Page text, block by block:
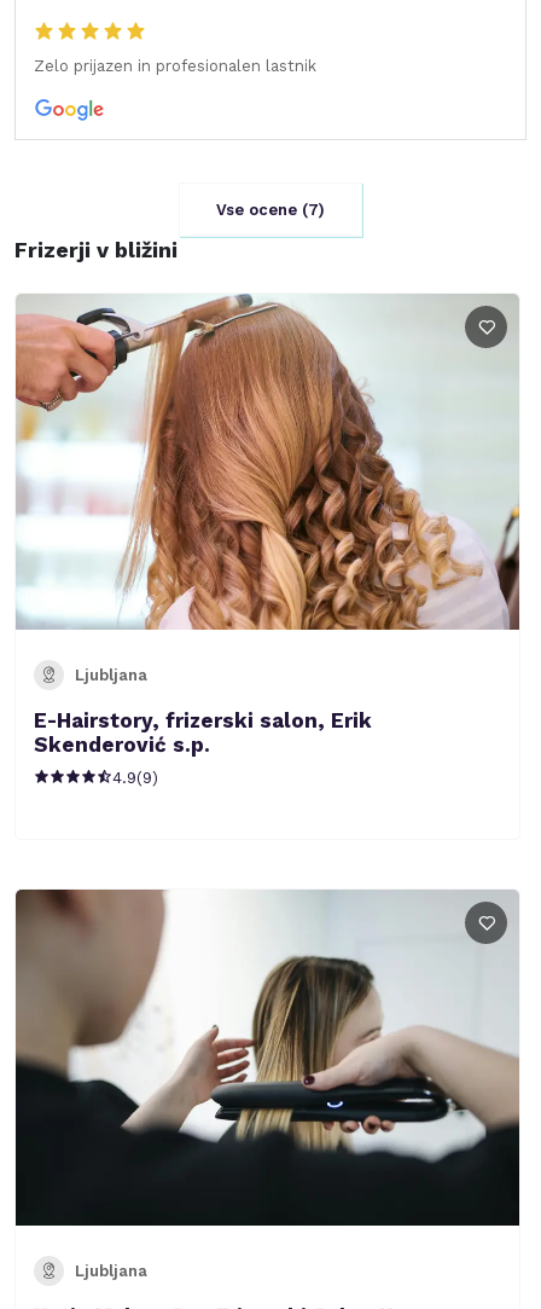
Zelo prijazen in profesionalen lastnik
Vse ocene (7)
Frizerji v bližini
Ljubljana
E-Hairstory, frizerski salon, Erik
Skenderović s.p.
4.9(9)
Ljubljana